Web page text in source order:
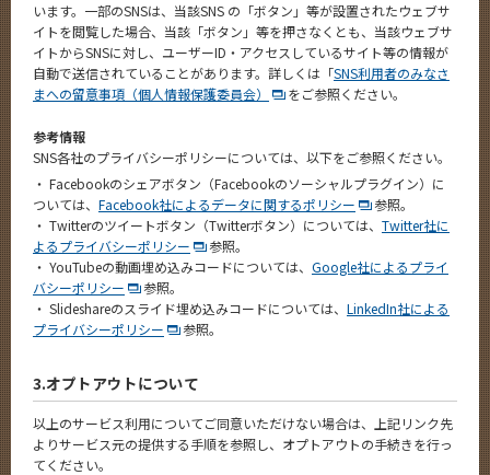
います。一部のSNSは、当該SNS の「ボタン」等が設置されたウェブサ
イトを閲覧した場合、当該「ボタン」等を押さなくとも、当該ウェブサ
イトからSNSに対し、ユーザーID・アクセスしているサイト等の情報が
自動で送信されていることがあります。詳しくは「SNS利用者のみなさ
まへの留意事項（個人情報保護委員会）
をご参照ください。
参考情報
SNS各社のプライバシーポリシーについては、以下をご参照ください。
・ Facebookのシェアボタン（Facebookのソーシャルプラグイン）に
ついては、 Facebook社によるデータに関するポリシー
参照。
・ Twitterのツイートボタン（Twitterボタン）については、 Twitter社に
よるプライバシーポリシー
参照。
・ YouTubeの動画埋め込みコードについては、 Google社によるプライ
バシーポリシー
参照。
・ Slideshareのスライド埋め込みコードについては、 LinkedIn社による
プライバシーポリシー
参照。
3.オプトアウトについて
以上のサービス利用についてご同意いただけない場合は、上記リンク先
よりサービス元の提供する手順を参照し、オプトアウトの手続きを行っ
てください。